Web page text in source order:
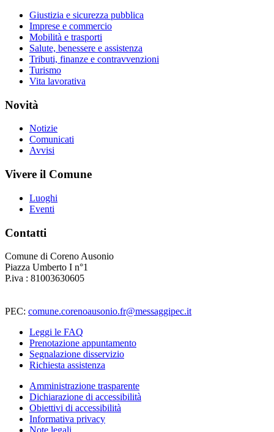
Giustizia e sicurezza pubblica
Imprese e commercio
Mobilità e trasporti
Salute, benessere e assistenza
Tributi, finanze e contravvenzioni
Turismo
Vita lavorativa
Novità
Notizie
Comunicati
Avvisi
Vivere il Comune
Luoghi
Eventi
Contatti
Comune di Coreno Ausonio
Piazza Umberto I n°1
P.iva : 81003630605
PEC: comune.corenoausonio.fr@messaggipec.it
Leggi le FAQ
Prenotazione appuntamento
Segnalazione disservizio
Richiesta assistenza
Amministrazione trasparente
Dichiarazione di accessibilità
Obiettivi di accessibilità
Informativa privacy